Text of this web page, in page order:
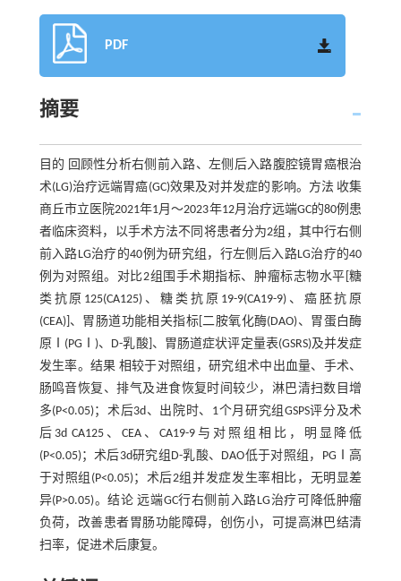
PDF
摘要
目的 回顾性分析右侧前入路、左侧后入路腹腔镜胃癌根治
术(LG)治疗远端胃癌(GC)效果及对并发症的影响。方法 收集
商丘市立医院2021年1月～2023年12月治疗远端GC的80例患
者临床资料，以手术方法不同将患者分为2组，其中行右侧
前入路LG治疗的40例为研究组，行左侧后入路LG治疗的40
例为对照组。对比2组围手术期指标、肿瘤标志物水平[糖
类抗原125(CA125)、糖类抗原19-9(CA19-9)、癌胚抗原
(CEA)]、胃肠道功能相关指标[二胺氧化酶(DAO)、胃蛋白酶
原Ⅰ(PGⅠ)、D-乳酸]、胃肠道症状评定量表(GSRS)及并发症
发生率。结果 相较于对照组，研究组术中出血量、手术、
肠鸣音恢复、排气及进食恢复时间较少，淋巴清扫数目增
多(P<0.05)；术后3d、出院时、1个月研究组GSPS评分及术
后3d CA125、CEA、CA19-9与对照组相比，明显降低
(P<0.05)；术后3d研究组D-乳酸、DAO低于对照组，PGⅠ高
于对照组(P<0.05)；术后2组并发症发生率相比，无明显差
异(P>0.05)。结论 远端GC行右侧前入路LG治疗可降低肿瘤
负荷，改善患者胃肠功能障碍，创伤小，可提高淋巴结清
扫率，促进术后康复。